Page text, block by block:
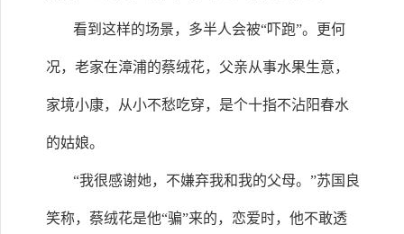
看到这样的场景，多半人会被“吓跑”。更何
况，老家在漳浦的蔡绒花，父亲从事水果生意，
家境小康，从小不愁吃穿，是个十指不沾阳春水
的姑娘。
“我很感谢她，不嫌弃我和我的父母。”苏国良
笑称，蔡绒花是他“骗”来的，恋爱时，他不敢透